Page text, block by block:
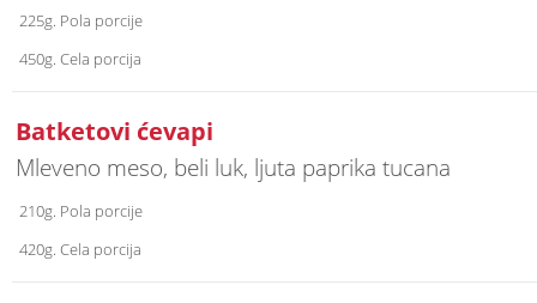
225g. Pola porcije
450g. Cela porcija
Batketovi ćevapi
Mleveno meso, beli luk, ljuta paprika tucana
210g. Pola porcije
420g. Cela porcija